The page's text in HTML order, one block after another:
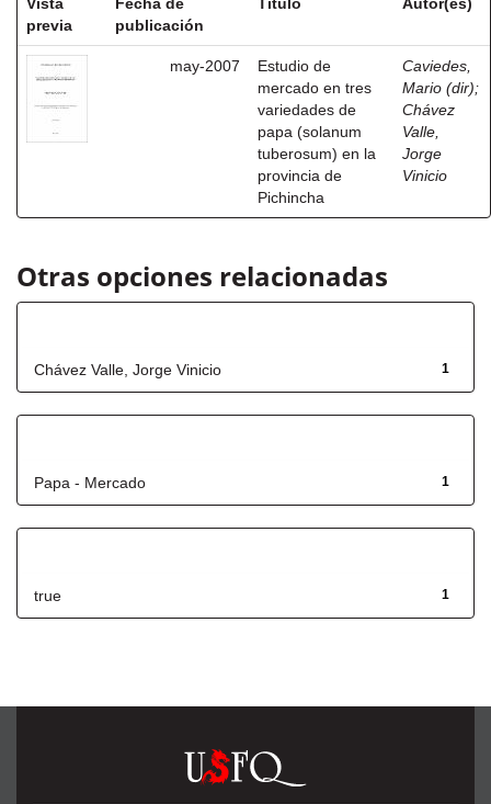
previa
publicación
may-2007
Estudio de
mercado en tres
variedades de
papa (solanum
tuberosum) en la
provincia de
Pichincha
Caviedes,
Mario (dir);
Chávez
Valle,
Jorge
Vinicio
Otras opciones relacionadas
1
Chávez Valle, Jorge Vinicio
1
Papa - Mercado
1
true